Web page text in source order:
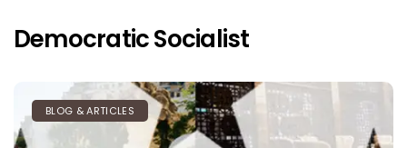
Democratic Socialist
BLOG & ARTICLES